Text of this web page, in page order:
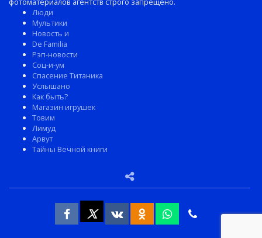
Люди
Мультики
Новость и
De Familia
Рэп-новости
Соц-и-ум
Спасение Титаника
Услышано
Как быть?
Магазин игрушек
Товим
Лимуд
Арвут
Тайны Вечной книги